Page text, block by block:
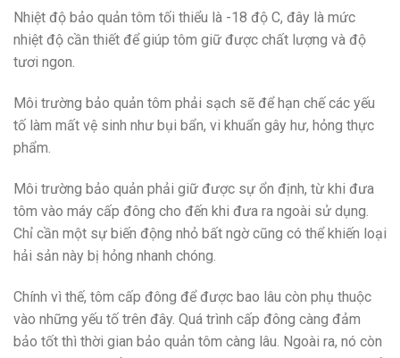
Nhiệt độ bảo quản tôm tối thiểu là -18 độ C, đây là mức
nhiệt độ cần thiết để giúp tôm giữ được chất lượng và độ
tươi ngon.
Môi trường bảo quản tôm phải sạch sẽ để hạn chế các yếu
tố làm mất vệ sinh như bụi bẩn, vi khuẩn gây hư, hỏng thực
phẩm.
Môi trường bảo quản phải giữ được sự ổn định, từ khi đưa
tôm vào máy cấp đông cho đến khi đưa ra ngoài sử dụng.
Chỉ cần một sự biến động nhỏ bất ngờ cũng có thể khiến loại
hải sản này bị hỏng nhanh chóng.
Chính vì thế, tôm cấp đông để được bao lâu còn phụ thuộc
vào những yếu tố trên đây. Quá trình cấp đông càng đảm
bảo tốt thì thời gian bảo quản tôm càng lâu. Ngoài ra, nó còn